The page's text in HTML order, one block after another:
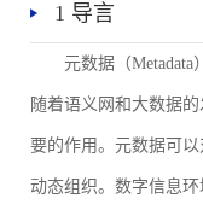
1 导言
元数据（
随着语义网和大数据
要的作用。元数据可
动态组织。数字信息